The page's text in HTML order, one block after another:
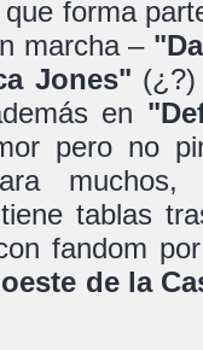
forma
marcha –
Jones"
en
pero no
tablas
fandom
de la